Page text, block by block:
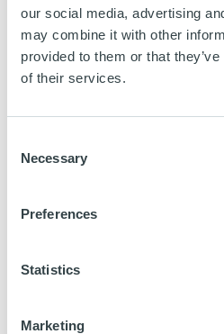
our social media, advertising
may combine it with other
provided to them or that
of their services.
Selection
Necessary
Preferences
Statistics
Marketing
EXPERTISE